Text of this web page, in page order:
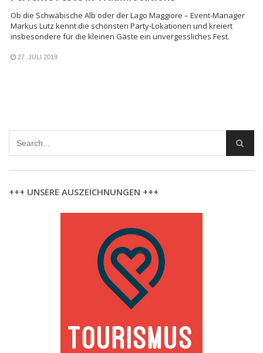
Ob die Schwäbische Alb oder der Lago Maggiore – Event-Manager
Markus Lutz kennt die schönsten Party-Lokationen und kreiert
insbesondere für die kleinen Gäste ein unvergessliches Fest.
27. JULI 2019
+++ UNSERE AUSZEICHNUNGEN +++